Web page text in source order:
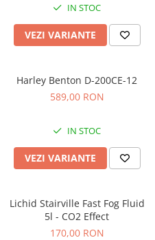
Microfoane pt Camere Video
Microfoane pt instalatii si
conferinta
Microfoane stereo
Microfoane Suspendabile
Stative de microfon
Studio si inregistrari
Accesorii de microfoane
Accesorii echipamente de studio
Clape MIDI
IN STOC
VEZI VARIANTE
Harley Benton D-200CE-12
589,00 RON
IN STOC
VEZI VARIANTE
Lichid Stairville Fast Fog Fluid
5l - CO2 Effect
170,00 RON